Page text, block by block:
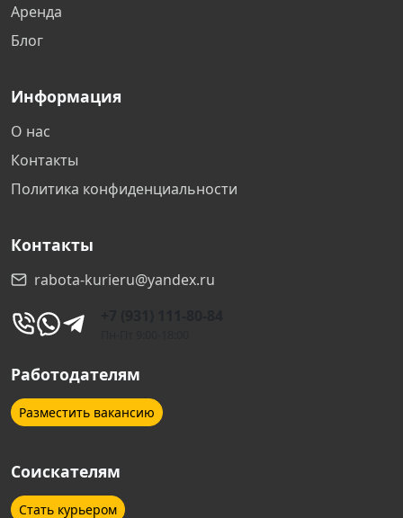
Аренда
Блог
Информация
О нас
Контакты
Политика конфиденциальности
Контакты
rabota-kurieru@yandex.ru
Работодателям
Разместить вакансию
Соискателям
Стать курьером